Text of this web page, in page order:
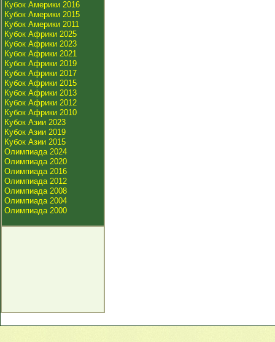
Кубок Америки 2016
Кубок Америки 2015
Кубок Америки 2011
Кубок Африки 2025
Кубок Африки 2023
Кубок Африки 2021
Кубок Африки 2019
Кубок Африки 2017
Кубок Африки 2015
Кубок Африки 2013
Кубок Африки 2012
Кубок Африки 2010
Кубок Азии 2023
Кубок Азии 2019
Кубок Азии 2015
Олимпиада 2024
Олимпиада 2020
Олимпиада 2016
Олимпиада 2012
Олимпиада 2008
Олимпиада 2004
Олимпиада 2000